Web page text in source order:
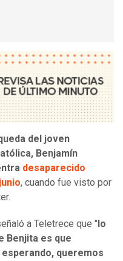
del joven
Benjamín
desaparecido
, cuando fue visto por
a Teletrece que " lo
Benjita es que
queremos